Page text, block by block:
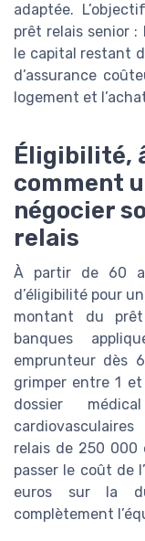
adaptée.
prêt relais senior :
le capital restant
d’assurance
logement et
Éligibilité,
comment
négocier
relais
À partir de 60
d’éligibilité pour
montant du
banques
emprunteur dès
grimper entre 1
dossier
relais de 250 000
passer le coût de
euros sur la
complètement